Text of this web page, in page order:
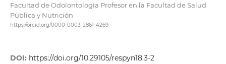
Facultad de Odolontología Profesor en la Facultad de Salud
Pública y Nutrición
https://orcid.org/0000-0003-2861-4269
DOI: https://doi.org/10.29105/respyn18.3-2